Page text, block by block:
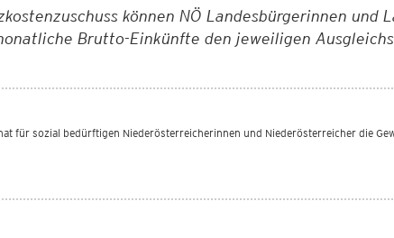
können NÖ Landesbürgerinnen
Brutto-Einkünfte den jeweiligen
für sozial bedürftigen Niederösterreicherinnen und Niederösterreicher die